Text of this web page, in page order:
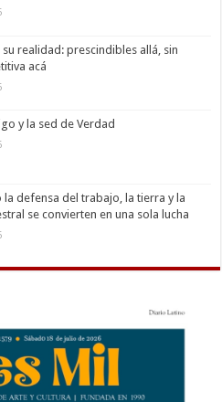
su realidad: prescindibles allá, sin
acá
y la sed de Verdad
la defensa del trabajo, la tierra y la
se convierten en una sola lucha